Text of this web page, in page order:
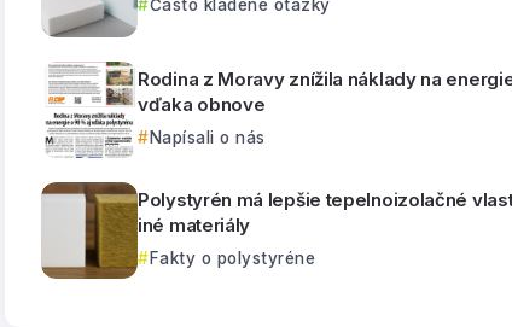
Často kladené otázky
Rodina z Moravy znížila náklady na
vďaka obnove
Napísali o nás
Polystyrén má lepšie tepelnoizolačné
iné materiály
Fakty o polystyréne